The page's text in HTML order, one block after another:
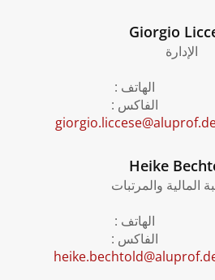
Giorgio
الإدارة
الهاتف :
الفاكس :
Heike
والمرتبات
الهاتف :
الفاكس :